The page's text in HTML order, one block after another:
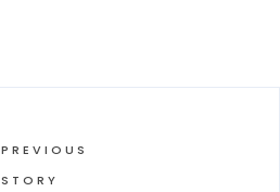
PREVIOUS
STORY